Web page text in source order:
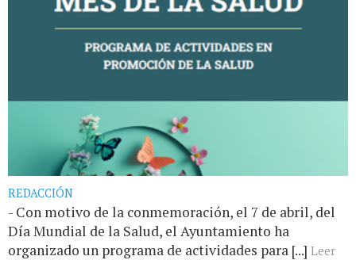
REDACCIÓN
- Con motivo de la conmemoración, el 7 de abril, del
Día Mundial de la Salud, el Ayuntamiento ha
organizado un programa de actividades para [...] Leer